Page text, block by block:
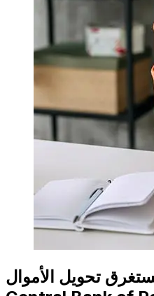
تحويل الأموال